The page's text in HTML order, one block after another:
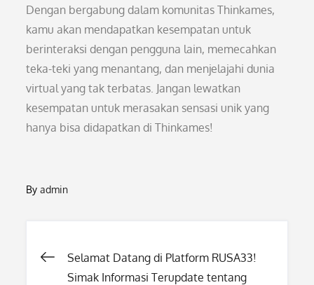
Dengan bergabung dalam komunitas Thinkames,
kamu akan mendapatkan kesempatan untuk
berinteraksi dengan pengguna lain, memecahkan
teka-teki yang menantang, dan menjelajahi dunia
virtual yang tak terbatas. Jangan lewatkan
kesempatan untuk merasakan sensasi unik yang
hanya bisa didapatkan di Thinkames!
Byadmin
Post
Selamat Datang di Platform RUSA33!
Simak Informasi Terupdate tentang